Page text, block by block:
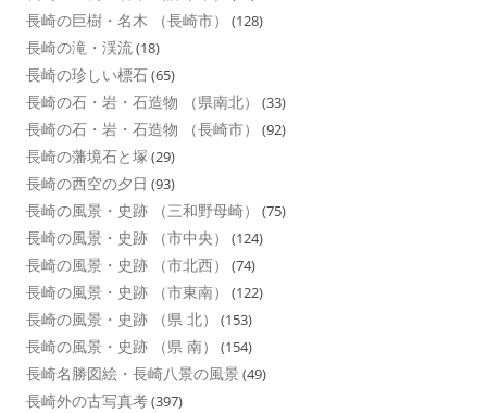
長崎の巨樹・名木 （長崎市） (128)
長崎の滝・渓流(18)
長崎の珍しい標石(65)
長崎の石・岩・石造物 （県南北） (33)
長崎の石・岩・石造物 （長崎市） (92)
長崎の藩境石と塚 (29)
長崎の西空の夕日 (93)
長崎の風景・史跡 （三和野母崎） (75)
長崎の風景・史跡 （市中央） (124)
長崎の風景・史跡 （市北西） (74)
長崎の風景・史跡 （市東南） (122)
長崎の風景・史跡 （県 北） (153)
長崎の風景・史跡 （県 南） (154)
長崎名勝図絵・長崎八景の風景 (49)
長崎外の古写真考(397)